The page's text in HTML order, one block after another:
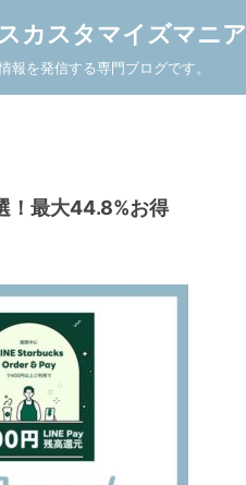
カスタマイズマニア
報を発信する専門ブログです。
！最大44.8%お得